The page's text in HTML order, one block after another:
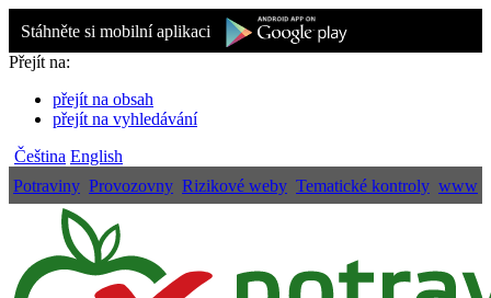
Stáhněte si mobilní aplikaci
Přejít na:
přejít na obsah
přejít na vyhledávání
Čeština English
Potraviny Provozovny Rizikové weby Tematické kontroly www